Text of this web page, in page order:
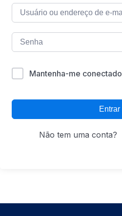
Mantenha-me conectado
Entrar
Não tem uma conta?